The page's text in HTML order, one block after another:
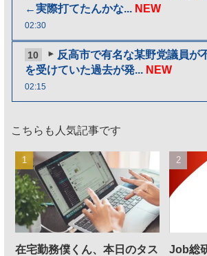
←実際打てたんかな... NEW
02:30
10
反高市で有名な某野党議員が
を受けていた過去が発... NEW
02:15
こちらも人気記事です
在宅勤務僕くん、本日のタス
Job総